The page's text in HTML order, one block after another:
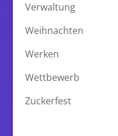
Verwaltung
Weihnachten
Werken
Wettbewerb
Zuckerfest